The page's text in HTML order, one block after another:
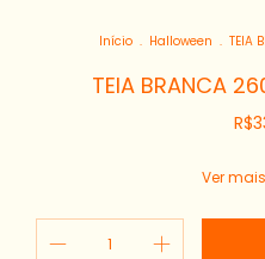
Início . Halloween . TEIA
TEIA BRANCA
Ver